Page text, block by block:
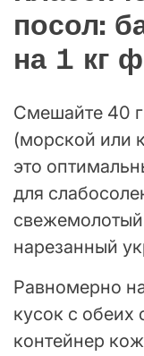
посол:
на 1 кг
Смешайте 40
(морской или
это
для
нарезанный
Равномерно
кусок с обеих
контейнер